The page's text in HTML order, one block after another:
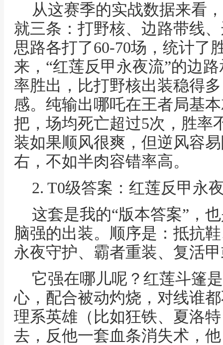
从这赛季的实战数据来看
就三条：打野核、边路带线
思路各打了60-70场，统计了
来，“红莲反甲永夜流”的边
率胜出，比打野核出装稳得
感。纯输出哪吒在王者局基
把，场均死亡超过5次，胜率
装如果顺风很爽，但逆风容
右，不如半肉容错率高。
2. T0级答案：红莲反甲永
这套是我的“版本答案”，
脑强的出装。顺序是：抵抗
永夜守护、霸者重装、复活
它强在哪儿呢？红莲斗篷
心，配合被动灼烧，对线谁
理系英雄（比如狂铁、夏洛
去，反他一套血条消失术，